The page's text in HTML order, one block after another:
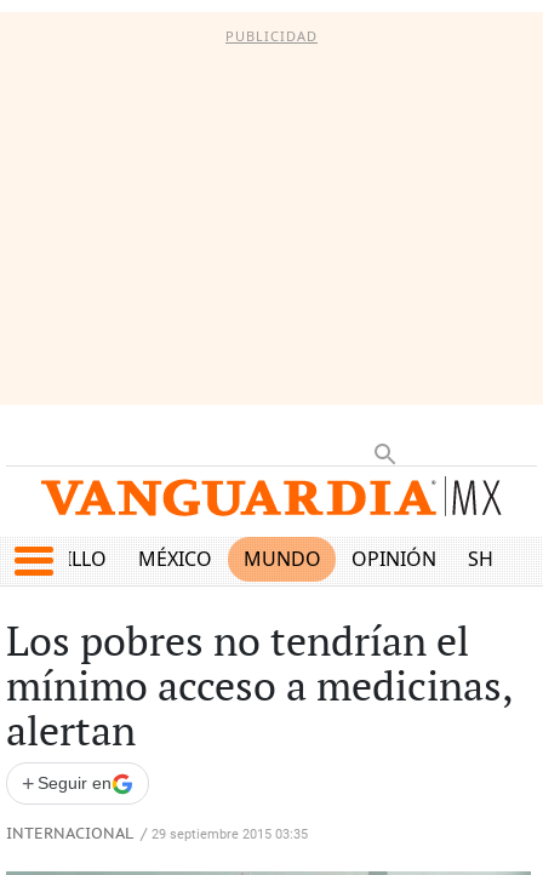
PUBLICIDAD
SALTILLO MÉXICO MUNDO OPINIÓN SHOW
Los pobres no tendrían el
mínimo acceso a medicinas,
alertan
+ Seguir en
INTERNACIONAL / 29 septiembre 2015 03:35